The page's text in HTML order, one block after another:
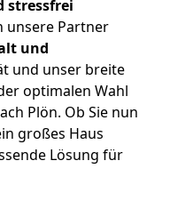
stressfrei
unsere Partner
und
und unser breite
optimalen Wahl
Plön. Ob Sie nun
großes Haus
Lösung für